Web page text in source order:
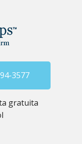
3577
gratuita